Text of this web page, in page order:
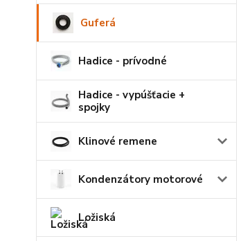
Guferá
Hadice - prívodné
Hadice - vypúšťacie +
spojky
Klinové remene
Kondenzátory motorové
Ložiská